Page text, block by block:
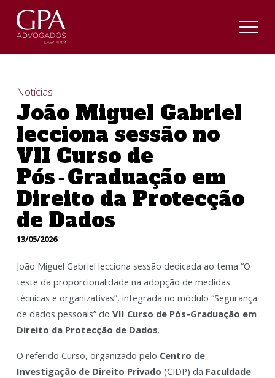
Notícias
João Miguel Gabriel
lecciona sessão no
VII Curso de
Pós‑Graduação em
Direito da Protecção
de Dados
13/05/2026
João Miguel Gabriel lecciona sessão dedicada ao tema “O
teste da proporcionalidade na adopção de medidas
técnicas e organizativas”, integrada no módulo “Segurança
de dados pessoais” do VII Curso de Pós‑Graduação em
Direito da Protecção de Dados.
O referido Curso, organizado pelo Centro de
Investigação de Direito Privado (CIDP) da Faculdade